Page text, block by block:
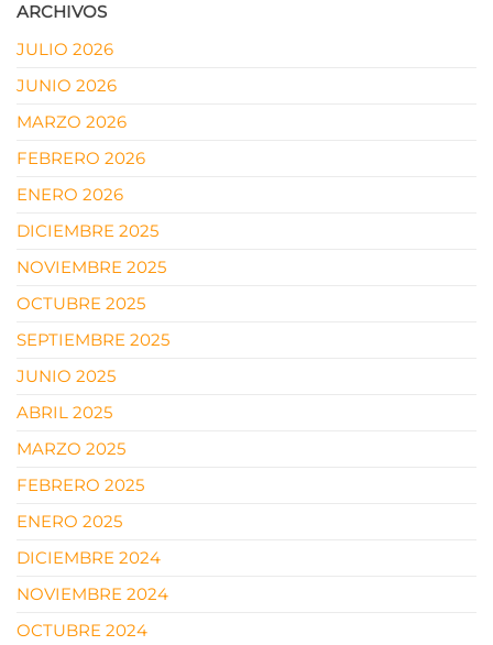
ARCHIVOS
JULIO 2026
JUNIO 2026
MARZO 2026
FEBRERO 2026
ENERO 2026
DICIEMBRE 2025
NOVIEMBRE 2025
OCTUBRE 2025
SEPTIEMBRE 2025
JUNIO 2025
ABRIL 2025
MARZO 2025
FEBRERO 2025
ENERO 2025
DICIEMBRE 2024
NOVIEMBRE 2024
OCTUBRE 2024